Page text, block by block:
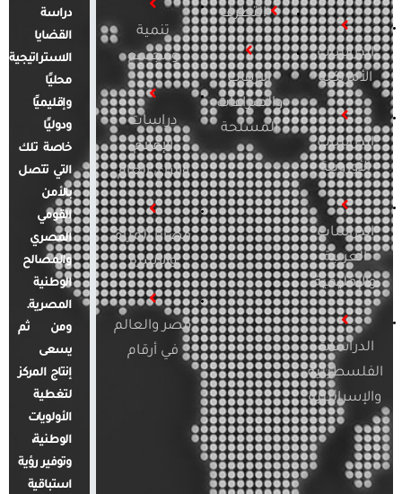
الدراسات
الأمريكية
الدراسات
الأوروبية
الدراسات
العربية
والإقليمية
الدراسات
الفلسطينية
والإسرائيلية
التطرف
الإرهاب
والصراعات
المسلحة
تنمية
ومجتمع
دراسات
الإعلام
والرأي العام
قضايا المرأة
والأسرة
مصر والعالم
في أرقام
دراسة
القضايا
الاستراتيجية
محليًا
وإقليميًا
ودوليًا
خاصة تلك
التي تتصل
بالأمن
القومي
المصري
والمصالح
الوطنية
المصرية.
ومن ثم
يسعى
إنتاج المركز
لتغطية
الأولويات
الوطنية،
وتوفير رؤية
استباقية